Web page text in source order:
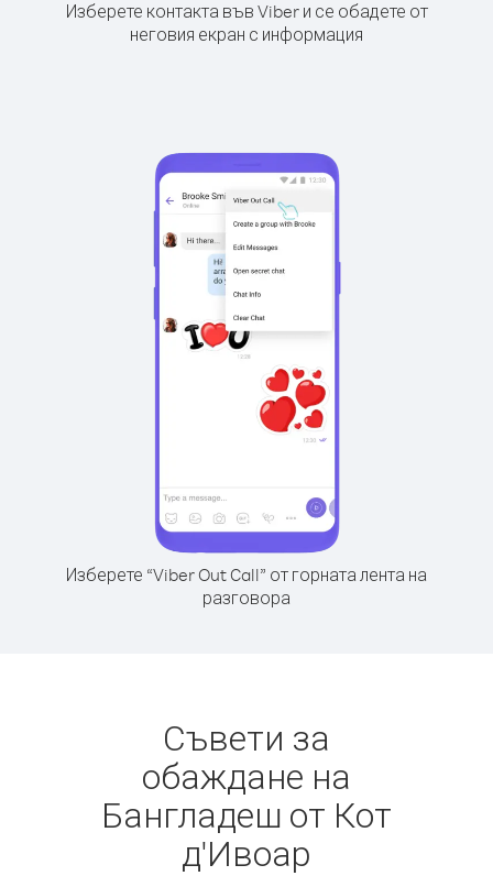
Изберете контакта във Viber и се обадете от
неговия екран с информация
Изберете “Viber Out Call” от горната лента на
разговора
Съвети за
обаждане на
Бангладеш от Кот
д'Ивоар